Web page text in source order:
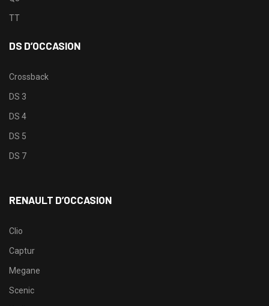
TT
DS D’OCCASION
Crossback
DS 3
DS 4
DS 5
DS 7
RENAULT D’OCCASION
Clio
Captur
Megane
Scenic